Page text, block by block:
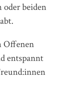
beiden
Offenen
entspannt